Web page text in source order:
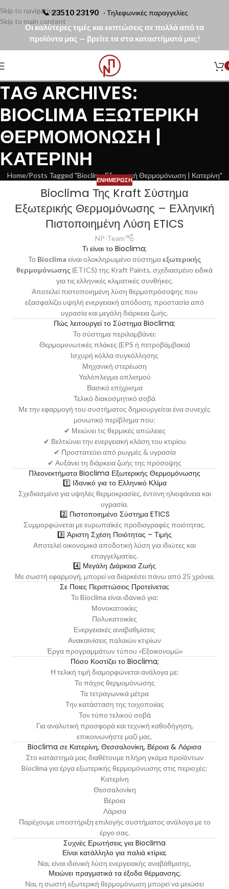
📞23510 23190 · Τηλεφωνικές παραγγελίες
Οι καλύτερες τιμές και εκπτώσεις σε πολλά από τα
προϊόντα μας — βρείτε τα στα καταστήματά μας!
Skip to navigation
Skip to main content
TAG ARCHIVES:
BIOCLIMA ΕΞΩΤΕΡΙΚΉ
ΘΕΡΜΟΜΌΝΩΣΗ |
ΚΑΤΕΡΊΝΗ
Home Posts Tagged "Bioclima Εξωτερική Θερμομόνωση | Κατερίνη"
ΕΝΗΜΈΡΩΣΗ
Bioclima Της Kraft Σύστημα
Εξωτερικής Θερμομόνωσης – Ελληνική
Πιστοποιημένη Λύση ETICS
NP-Team
Τι είναι το Bioclima;
Το Bioclima είναι ολοκληρωμένο σύστημαεξωτερικής
θερμομόνωσης(ETICS) της Kraft Paints, σχεδιασμένο ειδικά
για τις ελληνικές κλιματικές συνθήκες.
Αποτελεί πιστοποιημένη λύση θερμοπρόσοψης που
εξασφαλίζει υψηλή ενεργειακή απόδοση, προστασία από
υγρασία και μεγάλη διάρκεια ζωής.
Πώς λειτουργεί το Σύστημα Bioclima;
Το σύστημα περιλαμβάνει:
Θερμομονωτικές πλάκες (EPS ή πετροβάμβακα)
Ισχυρή κόλλα συγκόλλησης
Μηχανική στερέωση
Υαλόπλεγμα οπλισμού
Βασικό επίχρισμα
Τελικό διακοσμητικό σοβά
Με την εφαρμογή του συστήματος δημιουργείται ένα συνεχές
μονωτικό περίβλημα που:
✔ Μειώνει τις θερμικές απώλειες
✔ Βελτιώνει την ενεργειακή κλάση του κτιρίου
✔ Προστατεύει από ρωγμές & υγρασία
✔ Αυξάνει τη διάρκεια ζωής της πρόσοψης
Πλεονεκτήματα Bioclima Εξωτερικής Θερμομόνωσης
1️⃣ Ιδανικό για το Ελληνικό Κλίμα
Σχεδιασμένο για υψηλές θερμοκρασίες, έντονη ηλιοφάνεια και
υγρασία.
2️⃣ Πιστοποιημένο Σύστημα ETICS
Συμμορφώνεται με ευρωπαϊκές προδιαγραφές ποιότητας.
3️⃣ Άριστη Σχέση Ποιότητας – Τιμής
Αποτελεί οικονομικά αποδοτική λύση για ιδιώτες και
επαγγελματίες.
4️⃣ Μεγάλη Διάρκεια Ζωής
Με σωστή εφαρμογή, μπορεί να διαρκέσει πάνω από 25 χρόνια.
Σε Ποιες Περιπτώσεις Προτείνεται;
Το Bioclima είναι ιδανικό για:
Μονοκατοικίες
Πολυκατοικίες
Ενεργειακές αναβαθμίσεις
Ανακαινίσεις παλαιών κτιρίων
Έργα προγραμμάτων τύπου «Εξοικονομώ»
Πόσο Κοστίζει το Bioclima;
Η τελική τιμή διαμορφώνεται ανάλογα με:
Το πάχος θερμομόνωσης
Τα τετραγωνικά μέτρα
Την κατάσταση της τοιχοποιίας
Τον τύπο τελικού σοβά
Για αναλυτική προσφορά και τεχνική καθοδήγηση,
επικοινωνήστε μαζί μας.
Bioclima σε Κατερίνη, Θεσσαλονίκη, Βέροια & Λάρισα
Στο κατάστημά μας διαθέτουμε πλήρη γκάμα προϊόντων
Bioclima για έργα εξωτερικής θερμομόνωσης στις περιοχές:
Κατερίνη
Θεσσαλονίκη
Βέροια
Λάρισα
Παρέχουμε υποστήριξη επιλογής συστήματος ανάλογα με το
έργο σας.
Συχνές Ερωτήσεις για Bioclima
Είναι κατάλληλο για παλιά κτίρια;
Ναι, είναι ιδανική λύση ενεργειακής αναβάθμισης.
Μειώνει πραγματικά τα έξοδα θέρμανσης;
Ναι, η σωστή εξωτερική θερμομόνωση μπορεί να μειώσει